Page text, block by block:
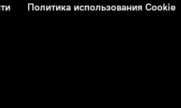
Политика использования Cookie